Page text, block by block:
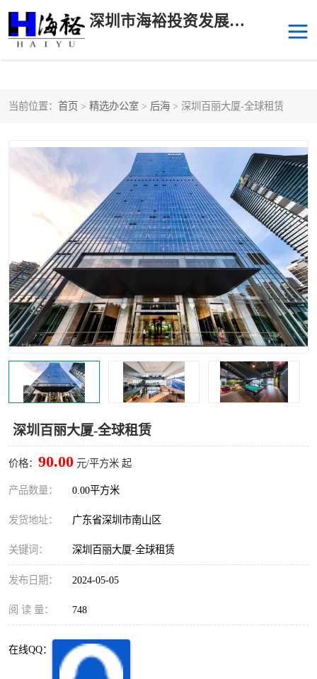
深圳市海裕投资发展有限公司
当前位置： 首页 > 精选办公室 > 后海 > 深圳百丽大厦-全球租赁
深圳百丽大厦-全球租赁
价格： 90.00 元/平方米 起
产品数量： 0.00平方米
发货地址： 广东省深圳市南山区
关键词： 深圳百丽大厦-全球租赁
发布日期： 2024-05-05
阅 读 量： 748
在线QQ：
科技园中区 南山华侨城
前海 深圳湾科技生态园
福田中心区写字楼租赁 宝安中心区
深圳宝安 福田车公庙
罗湖水贝 南山南油
龙华 罗湖区
宝安区 西乡
兴东 石岩
福田华强北
南山后海
南山区
南头
深圳超级总部基地